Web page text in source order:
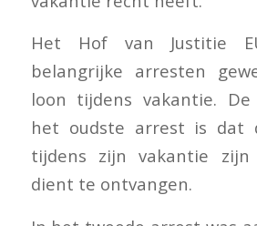
Het Hof van Justitie
belangrijke arresten
loon tijdens vakantie.
het oudste arrest is dat
tijdens zijn vakantie zijn
dient te ontvangen.